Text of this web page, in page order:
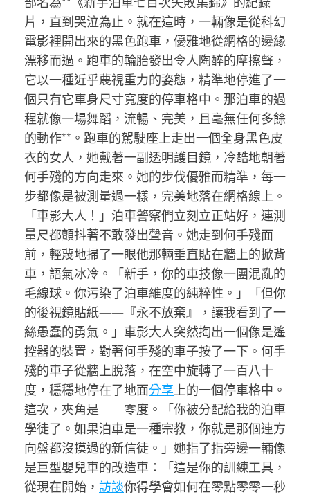
片，直到哭泣為止。就在這時，一輛像是從科幻
電影裡開出來的黑色跑車，優雅地從網格的邊緣
漂移而過。跑車的輪胎發出令人陶醉的摩擦聲，
它以一種近乎蔑視重力的姿態，精準地停進了一
個只有它車身尺寸寬度的停車格中。那泊車的過
程就像一場舞蹈，流暢、完美，且毫無任何多餘
的動作**。跑車的駕駛座上走出一個全身黑色皮
衣的女人，她戴著一副透明護目鏡，冷酷地朝著
何手殘的方向走來。她的步伐優雅而精準，每一
步都像是被測量過一樣，完美地落在網格線上。
「車影大人！」泊車警察們立刻立正站好，連測
量尺都顫抖著不敢發出聲音。她走到何手殘面
前，輕蔑地掃了一眼他那輛垂直貼在牆上的掀背
車，語氣冰冷。「新手，你的車技像一團混亂的
毛線球。你污染了泊車維度的純粹性。」「但你
的後視鏡貼紙——『永不放棄』，讓我看到了一
絲愚蠢的勇氣。」車影大人突然掏出一個像是遙
控器的裝置，對著何手殘的車子按了一下。何手
殘的車子從牆上脫落，在空中旋轉了一百八十
度，穩穩地停在了地面分享上的一個停車格中。
這次，夾角是——零度。「你被分配給我的泊車
學徒了。如果泊車是一種宗教，你就是那個連方
向盤都沒摸過的新信徒。」她指了指旁邊一輛像
是巨型嬰兒車的改造車：「這是你的訓練工具，
從現在開始， 訪談你得學會如何在零點零零一秒